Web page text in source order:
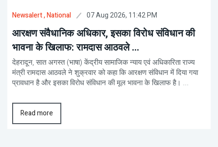
Newsalert, National 07 Aug 2026, 11:42 PM
आरक्षण संवैधानिक अधिकार, इसका विरोध संविधान की
भावना के खिलाफ: रामदास आठवले ...
देहरादून, सात अगस्त (भाषा) केंद्रीय सामाजिक न्याय एवं अधिकारिता राज्य
मंत्री रामदास आठवले ने शुक्रवार को कहा कि आरक्षण संविधान में दिया गया
प्रावधान है और इसका विरोध संविधान की मूल भावना के खिलाफ है। ...
Read more